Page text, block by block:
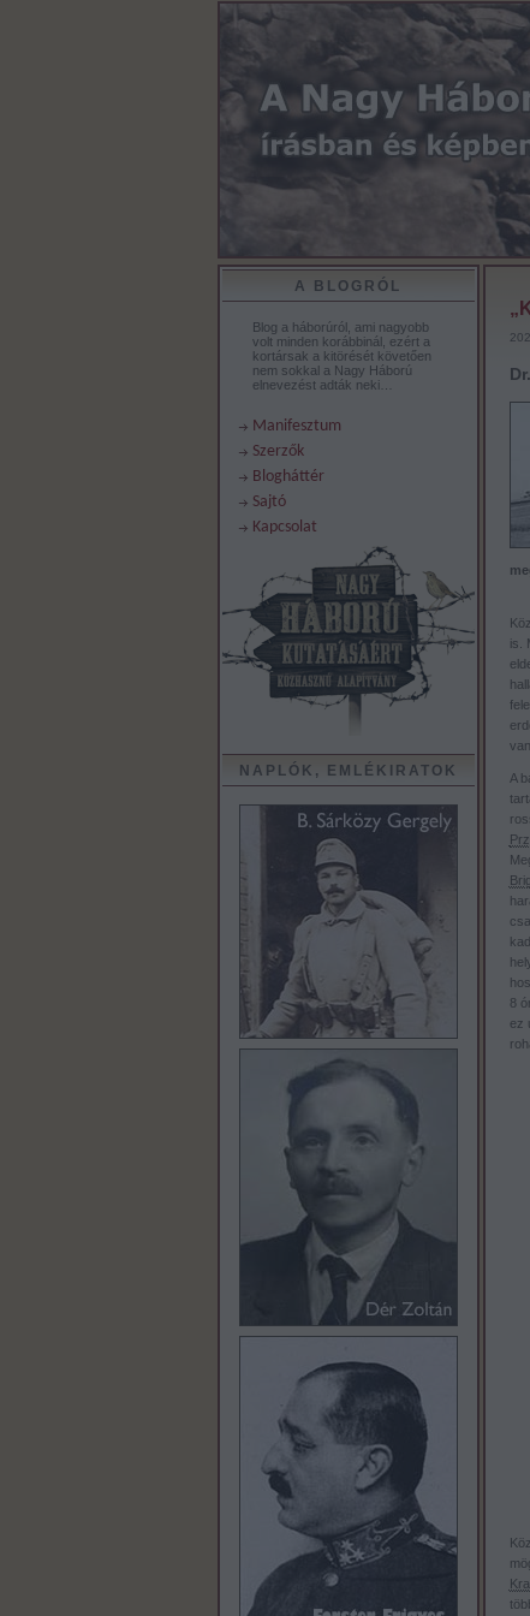
A BLOGRÓL
Blog a háborúról, ami nagyobb
volt minden korábbinál, ezért a
kortársak a kitörését követően
nem sokkal a Nagy Háború
elnevezést adták neki…
Manifesztum
Szerzők
Blogháttér
Sajtó
Kapcsolat
NAPLÓK, EMLÉKIRATOK
is.
van.
A
8
ez